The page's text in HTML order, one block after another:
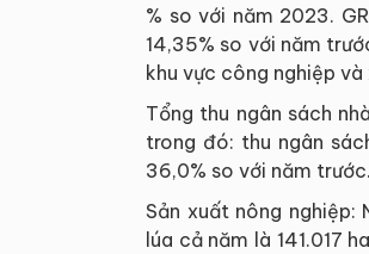
% so với năm 2023.
14,35% so với năm
khu vực công nghiệp
Tổng thu ngân sách
trong đó: thu ngân
36,0% so với năm trước.
Sản xuất nông nghiệp:
lúa cả năm là 141.017